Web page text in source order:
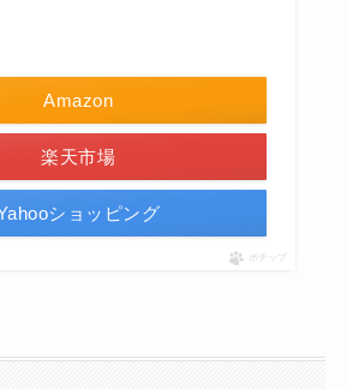
Amazon
楽天市場
ショッピング
ポチップ